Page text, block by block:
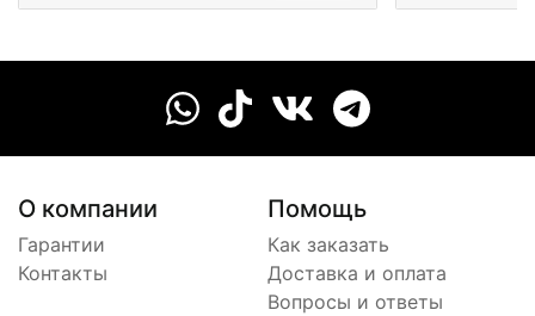
О компании
Гарантии
Контакты
Помощь
Как заказать
Доставка и оплата
Вопросы и ответы